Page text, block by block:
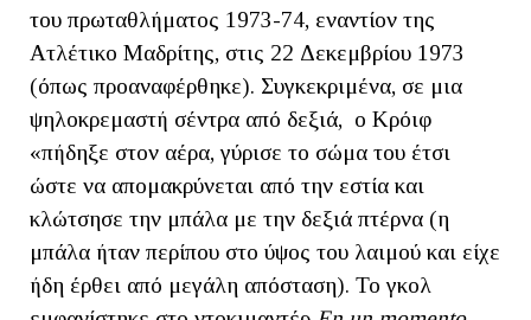
του πρωταθλήματος 1973-74, εναντίον της
Ατλέτικο Μαδρίτης, στις 22 Δεκεμβρίου 1973
(όπως προαναφέρθηκε). Συγκεκριμένα, σε μια
ψηλοκρεμαστή σέντρα από δεξιά, ο Κρόιφ
«πήδηξε στον αέρα, γύρισε το σώμα του έτσι
ώστε να απομακρύνεται από την εστία και
κλώτσησε την μπάλα με την δεξιά πτέρνα (η
μπάλα ήταν περίπου στο ύψος του λαιμού και είχε
ήδη έρθει από μεγάλη απόσταση). Το γκολ